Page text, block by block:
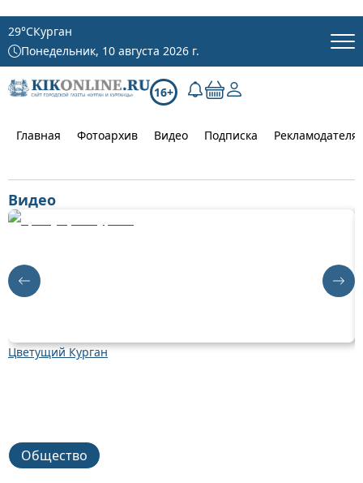
29°CКурган
Понедельник, 10 августа 2026 г.
16+
Главная Фотоархив Видео Подписка
Видео
Цветущий Курган
Общество